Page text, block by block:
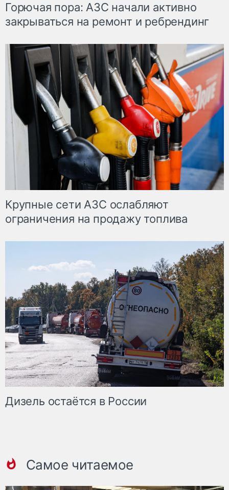
Горючая пора: АЗС начали активно
закрываться на ремонт и ребрендинг
Крупные сети АЗС ослабляют
ограничения на продажу топлива
Дизель остаётся в России
Самое читаемое